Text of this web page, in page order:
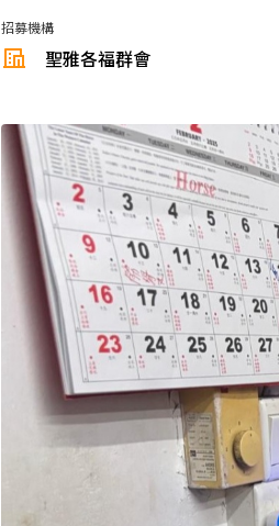
招募機構
聖雅各福群會